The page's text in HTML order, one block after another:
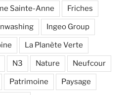
Sainte-Anne Friches
Ingeo Group
La Planète Verte
N3 Nature Neufcour
Patrimoine Paysage